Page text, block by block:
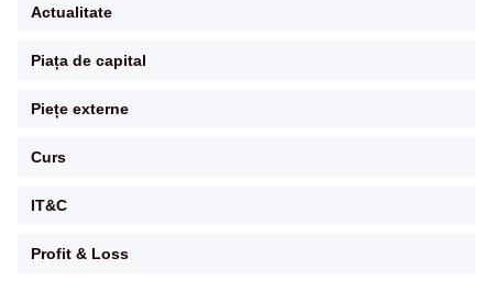
Actualitate
Piața de capital
Piețe externe
Curs
IT&C
Profit & Loss